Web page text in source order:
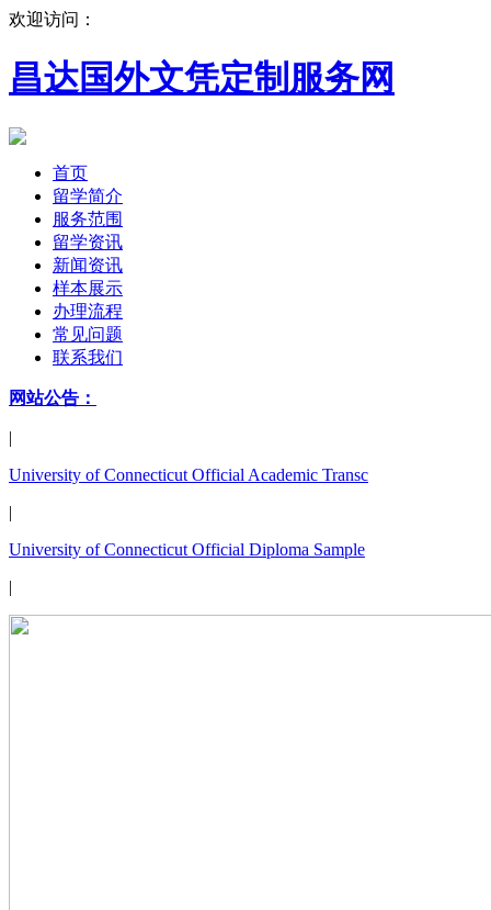
欢迎访问：
昌达国外文凭定制服务网
首页
留学简介
服务范围
留学资讯
新闻资讯
样本展示
办理流程
常见问题
联系我们
网站公告：
|
University of Connecticut Official Academic Transc
|
University of Connecticut Official Diploma Sample
|